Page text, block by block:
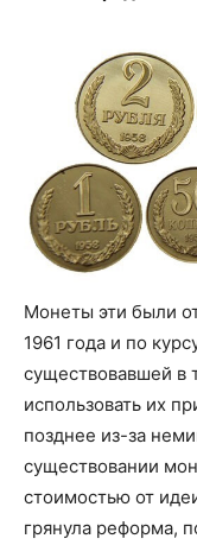
Монеты эти были
1961 года и по
существовавшей в
использовать их
позднее из-за
существовании
стоимостью от
грянула реформа,